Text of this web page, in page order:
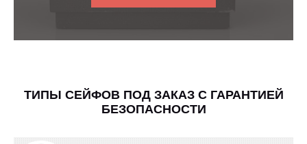
ТИПЫ СЕЙФОВ ПОД ЗАКАЗ С ГАРАНТИЕЙ
БЕЗОПАСНОСТИ